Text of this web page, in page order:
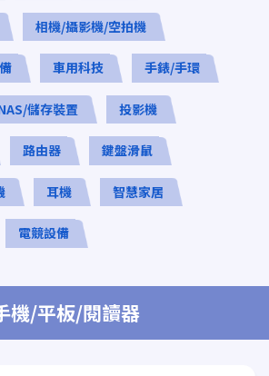
相機/攝影機/空拍機
車用科技 手錶/手環
儲存裝置 投影機
路由器 鍵盤滑鼠
耳機 智慧家居
電競設備
機/平板/閱讀器